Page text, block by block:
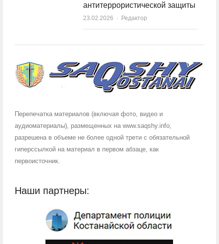
антитеррористической защиты
23.02.2026 Author
Редактор
Перепечатка материалов (включая фото, видео и
аудиоматериалы), размещенных на www.saqshy.info,
разрешена в объеме не более одной трети с обязательной
гиперссылкой на материал в первом абзаце, как
первоисточник.
Наши партнеры: